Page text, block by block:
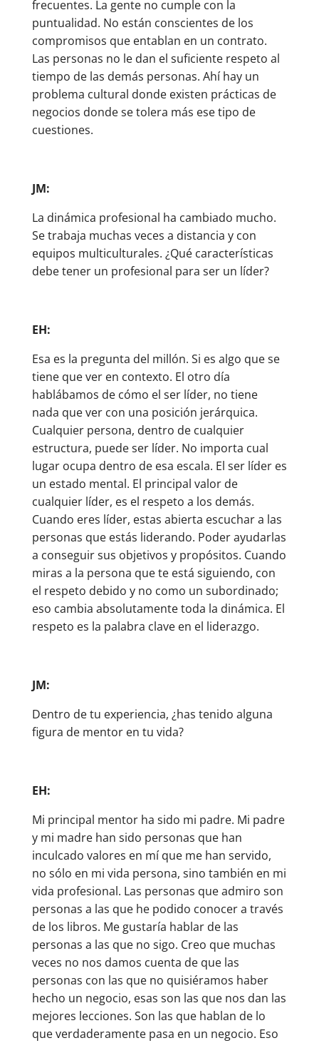
frecuentes. La gente no cumple con la
puntualidad. No están conscientes de los
compromisos que entablan en un contrato.
Las personas no le dan el suficiente respeto al
tiempo de las demás personas. Ahí hay un
problema cultural donde existen prácticas de
negocios donde se tolera más ese tipo de
cuestiones.
JM:
La dinámica profesional ha cambiado mucho.
Se trabaja muchas veces a distancia y con
equipos multiculturales. ¿Qué características
debe tener un profesional para ser un líder?
EH:
Esa es la pregunta del millón. Si es algo que se
tiene que ver en contexto. El otro día
hablábamos de cómo el ser líder, no tiene
nada que ver con una posición jerárquica.
Cualquier persona, dentro de cualquier
estructura, puede ser líder. No importa cual
lugar ocupa dentro de esa escala. El ser líder es
un estado mental. El principal valor de
cualquier líder, es el respeto a los demás.
Cuando eres líder, estas abierta escuchar a las
personas que estás liderando. Poder ayudarlas
a conseguir sus objetivos y propósitos. Cuando
miras a la persona que te está siguiendo, con
el respeto debido y no como un subordinado;
eso cambia absolutamente toda la dinámica. El
respeto es la palabra clave en el liderazgo.
JM:
Dentro de tu experiencia, ¿has tenido alguna
figura de mentor en tu vida?
EH:
Mi principal mentor ha sido mi padre. Mi padre
y mi madre han sido personas que han
inculcado valores en mí que me han servido,
no sólo en mi vida persona, sino también en mi
vida profesional. Las personas que admiro son
personas a las que he podido conocer a través
de los libros. Me gustaría hablar de las
personas a las que no sigo. Creo que muchas
veces no nos damos cuenta de que las
personas con las que no quisiéramos haber
hecho un negocio, esas son las que nos dan las
mejores lecciones. Son las que hablan de lo
que verdaderamente pasa en un negocio. Eso